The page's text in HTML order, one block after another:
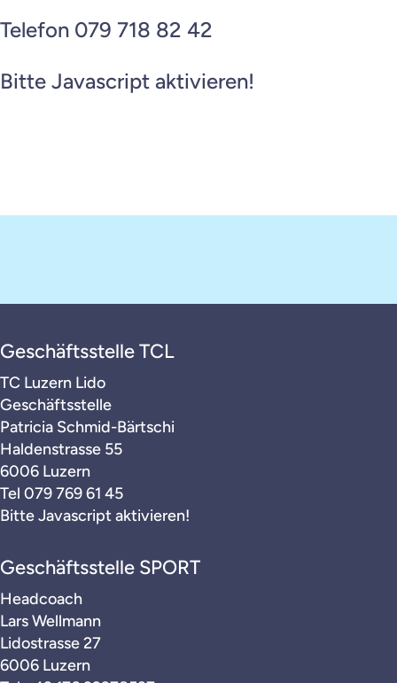
Telefon 079 718 82 42
Bitte Javascript aktivieren!
Geschäftsstelle TCL
TC Luzern Lido
Geschäftsstelle
Patricia Schmid-Bärtschi
Haldenstrasse 55
6006 Luzern
Tel 079 769 61 45
Bitte Javascript aktivieren!
Geschäftsstelle SPORT
Headcoach
Lars Wellmann
Lidostrasse 27
6006 Luzern